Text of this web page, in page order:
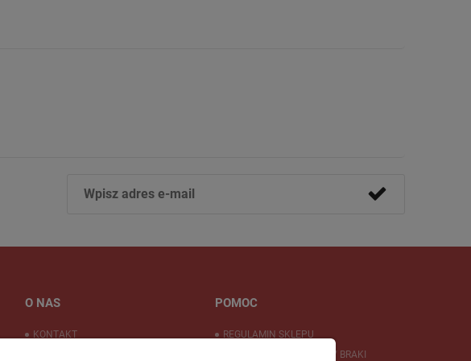
O NAS
KONTAKT
POMOC
REGULAMIN SKLEPU
REKLAMACJE / ZWROTY / BRAKI